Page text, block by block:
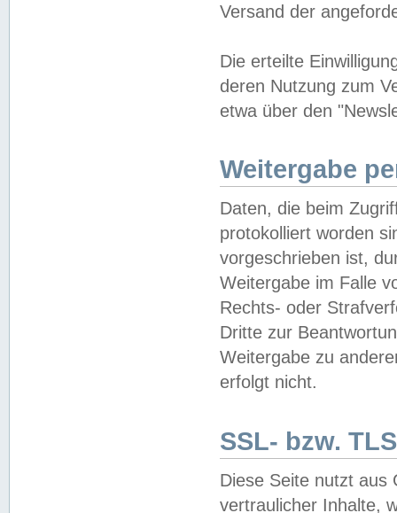
Versand der
Die erteilte
deren Nutzung zum
etwa über den
Weitergabe
Daten, die beim
protokolliert worden
vorgeschrieben ist,
Weitergabe im Falle
Rechts- oder
Dritte zur
Weitergabe zu
erfolgt nicht.
SSL- bzw.
Diese Seite nutzt aus
vertraulicher Inhalte,